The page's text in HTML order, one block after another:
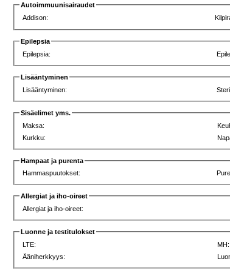
Autoimmuunisairaudet
Addison:
Epilepsia
Epilepsia:
Lisääntyminen
Lisääntyminen:
Sisäelimet yms.
Maksa:
Kurkku:
Hampaat ja purenta
Hammaspuutokset:
Allergiat ja iho-oireet
Allergiat ja iho-oireet:
Luonne ja testitulokset
LTE:
MH:
Ääniherkkyys: